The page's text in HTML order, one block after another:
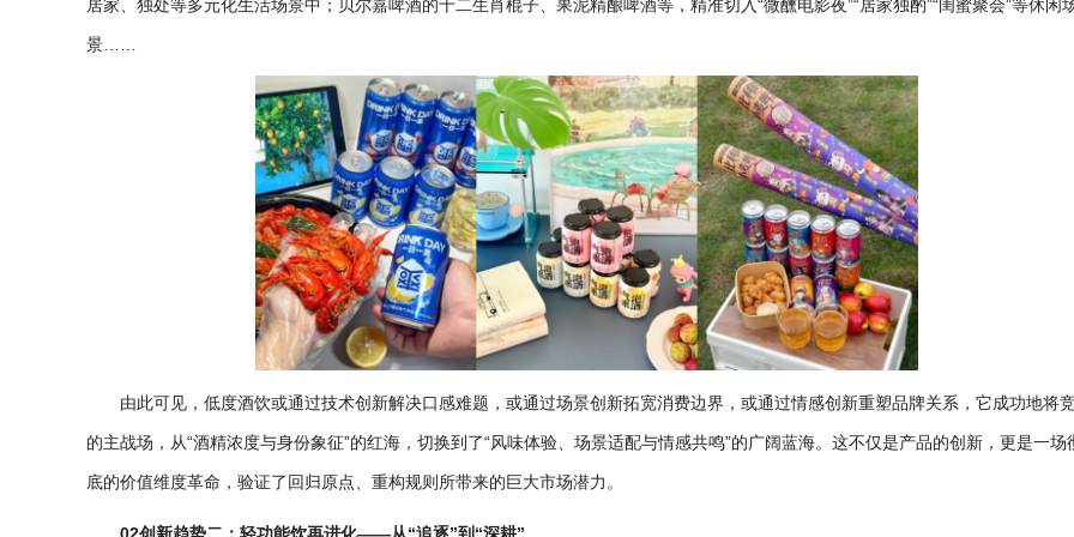
居家、独处等多元化生活场景中；贝尔嘉啤酒的十二生肖棍子、果泥精酿啤酒等，精准切入“微醺电影夜”“居家独酌”“闺蜜聚会”等休闲
景……
由此可见，低度酒饮或通过技术创新解决口感难题，或通过场景创新拓宽消费边界，或通过情感创新重塑品牌关系，它成功地将
的主战场，从“酒精浓度与身份象征”的红海，切换到了“风味体验、场景适配与情感共鸣”的广阔蓝海。这不仅是产品的创新，更是一场
底的价值维度革命，验证了回归原点、重构规则所带来的巨大市场潜力。